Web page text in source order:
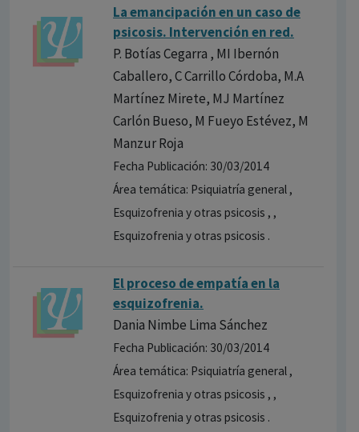
La emancipación en un caso de
psicosis. Intervención en red.
P. Botías Cegarra , MI Ibernón
Caballero, C Carrillo Córdoba, M.A
Martínez Mirete, MJ Martínez
Carlón Bueso, M Fueyo Estévez, M
Manzur Roja
Fecha Publicación: 30/03/2014
Área temática: Psiquiatría general ,
Esquizofrenia y otras psicosis , ,
Esquizofrenia y otras psicosis .
El proceso de empatía en la
esquizofrenia.
Dania Nimbe Lima Sánchez
Fecha Publicación: 30/03/2014
Área temática: Psiquiatría general ,
Esquizofrenia y otras psicosis , ,
Esquizofrenia y otras psicosis .